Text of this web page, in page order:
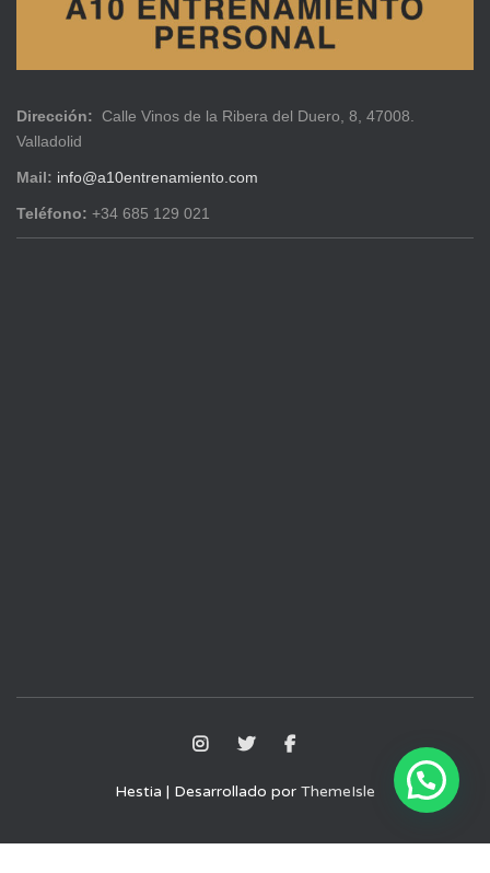
Dirección: Calle Vinos de la Ribera del Duero, 8, 47008.
Valladolid
Mail: info@a10entrenamiento.com
Teléfono: +34 685 129 021
Hestia | Desarrollado por ThemeIsle